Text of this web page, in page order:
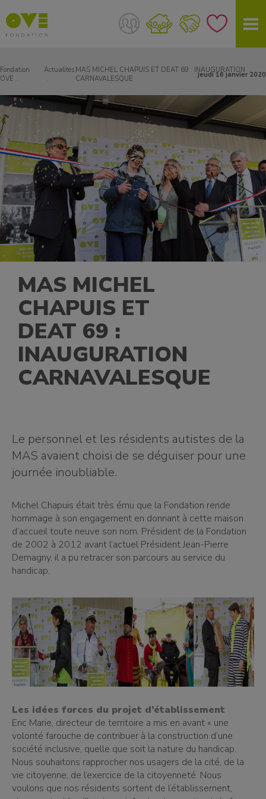
Fondation
OVE
Actualités MAS MICHEL CHAPUIS ET DEAT 69 : INAUGURATION
CARNAVALESQUE
jeudi 16 janvier 2020
MAS MICHEL
CHAPUIS ET
DEAT 69 :
INAUGURATION
CARNAVALESQUE
Le personnel et les résidents autistes de la
MAS avaient choisi de se déguiser pour une
journée inoubliable.
Michel Chapuis était très ému que la Fondation rende
hommage à son engagement en donnant à cette maison
d’accueil toute neuve son nom. Président de la Fondation
de 2002 à 2012 avant l’actuel Président Jean-Pierre
Demagny, il a pu retracer son parcours au service du
handicap.
Les idées forces du projet d’établissement
Eric Marie, directeur de territoire a mis en avant « une
volonté farouche de contribuer à la construction d’une
société inclusive, quelle que soit la nature du handicap.
Nous souhaitons rapprocher nos usagers de la cité, de la
vie citoyenne, de l’exercice de la citoyenneté. Nous
voulons que nos résidents sortent de l’établissement,